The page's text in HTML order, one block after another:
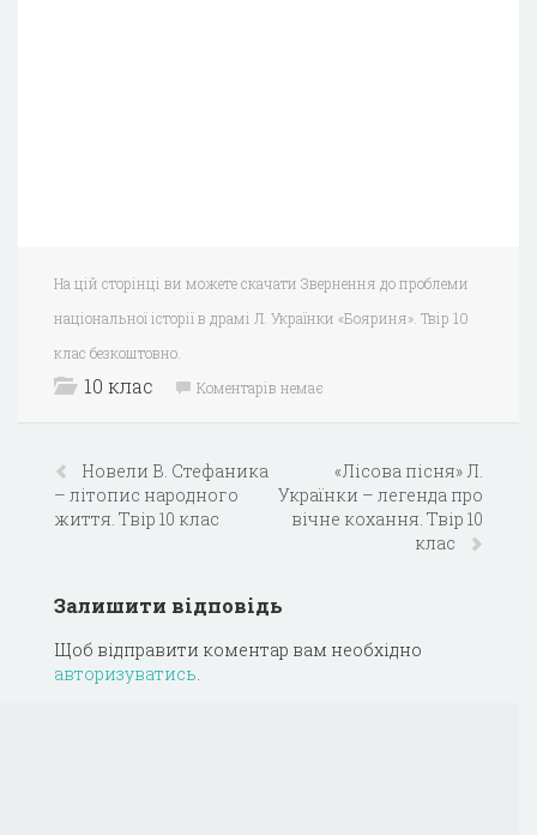
На цій сторінці ви можете скачати Звернення до проблеми
національної історії в драмі Л. Українки «Бояриня». Твір 10
клас безкоштовно.
10 клас Коментарів немає
Новели В. Стефаника
– літопис народного
життя. Твір 10 клас
«Лісова пісня» Л.
Українки – легенда про
вічне кохання. Твір 10
клас
Залишити відповідь
Щоб відправити коментар вам необхідно
авторизуватись.